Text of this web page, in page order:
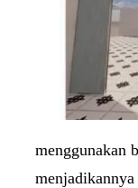
menggunakan